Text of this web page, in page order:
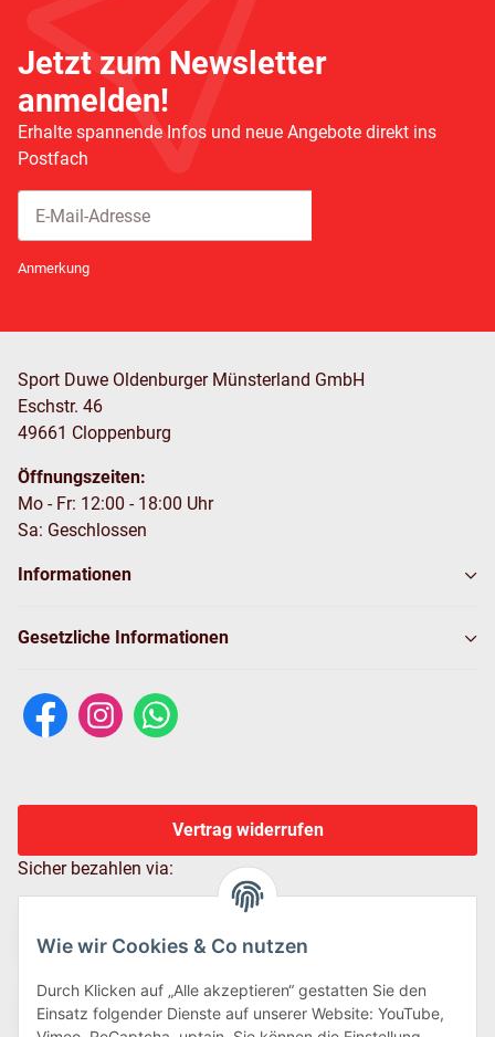
Wie wir Cookies & Co nutzen
Durch Klicken auf „Alle akzeptieren“ gestatten Sie den
Einsatz folgender Dienste auf unserer Website: YouTube,
Jetzt zum Newsletter
anmelden!
Erhalte spannende Infos und neue Angebote direkt ins
Postfach
Anmerkung
Sport Duwe Oldenburger Münsterland GmbH
Eschstr. 46
49661 Cloppenburg
Öffnungszeiten:
Mo - Fr: 12:00 - 18:00 Uhr
Sa: Geschlossen
Informationen
Gesetzliche Informationen
Vertrag widerrufen
Sicher bezahlen via: